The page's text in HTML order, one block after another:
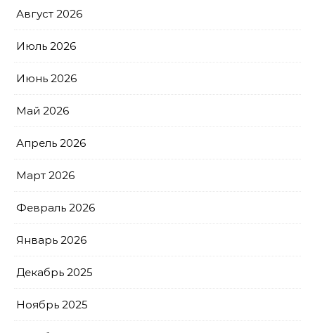
Август 2026
Июль 2026
Июнь 2026
Май 2026
Апрель 2026
Март 2026
Февраль 2026
Январь 2026
Декабрь 2025
Ноябрь 2025